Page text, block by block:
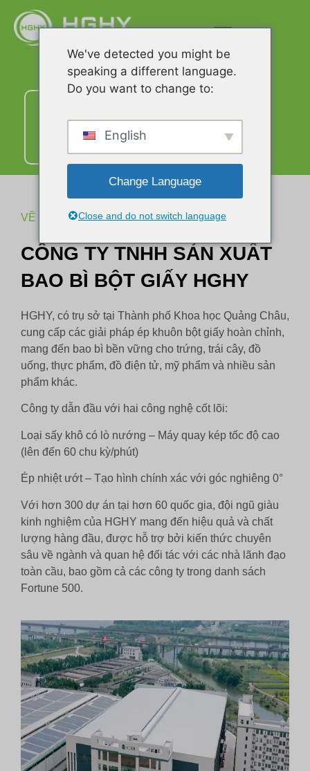
VỀ CHÚNG TÔI
CÔNG TY TNHH SẢN XUẤT
BAO BÌ BỘT GIẤY HGHY
HGHY, có trụ sở tại Thành phố Khoa học Quảng Châu,
cung cấp các giải pháp ép khuôn bột giấy hoàn chỉnh,
mang đến bao bì bền vững cho trứng, trái cây, đồ
uống, thực phẩm, đồ điện tử, mỹ phẩm và nhiều sản
phẩm khác.
Công ty dẫn đầu với hai công nghệ cốt lõi:
Loại sấy khô có lò nướng – Máy quay kép tốc độ cao
(lên đến 60 chu kỳ/phút)
Ép nhiệt ướt – Tạo hình chính xác với góc nghiêng 0°
Với hơn 300 dự án tại hơn 60 quốc gia, đội ngũ giàu
kinh nghiệm của HGHY mang đến hiệu quả và chất
lượng hàng đầu, được hỗ trợ bởi kiến ​​thức chuyên
sâu về ngành và quan hệ đối tác với các nhà lãnh đạo
toàn cầu, bao gồm cả các công ty trong danh sách
Fortune 500.
We've detected you might be
speaking a different language.
Do you want to change to:
English
Change Language
Close and do not switch language